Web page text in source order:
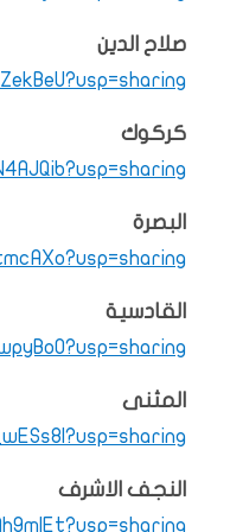
صلاح الدين
كركوك
البصرة
القادسية
المثنى
النجف الاشرف